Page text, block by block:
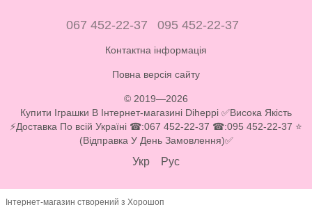
067 452-22-37 095 452-22-37
Контактна інформація
Повна версія сайту
© 2019—2026
Купити Іграшки В Інтернет-магазині Diheppi ✅Висока Якість
⚡Доставка По всій Україні ☎:067 452-22-37 ☎:095 452-22-37 ⭐
(Відправка У День Замовлення)✅
Укр Рус
Інтернет-магазин створений з Хорошоп